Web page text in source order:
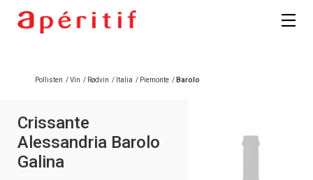
Pollisten /Vin / Rødvin / Italia / Piemonte / Barolo
Crissante
Alessandria Barolo
Galina